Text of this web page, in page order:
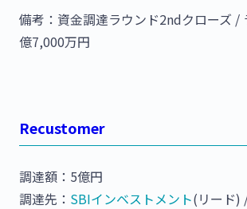
備考：資金調達ラウンド2ndクローズ /
億7,000万円
Recustomer
調達額：5億円
調達先： SBIインベストメント(リード)